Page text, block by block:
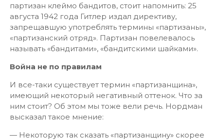
партизан клеймо бандитов, стоит напомнить: 25
августа 1942 года Гитлер издал директиву,
запрещавшую употреблять термины «партизаны»,
«партизанский отряд». Партизан повелевалось
называть «бандитами», «бандитскими шайками».
Война не по правилам
И все-таки существует термин «партизанщина»,
имеющий некоторый негативный оттенок. Что за
ним стоит? Об этом мы тоже вели речь. Нордман
высказал такое мнение:
— Некоторую так сказать «партизанщину» скорее